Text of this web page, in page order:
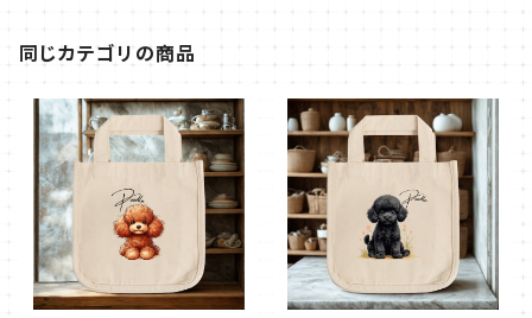
同じカテゴリの商品